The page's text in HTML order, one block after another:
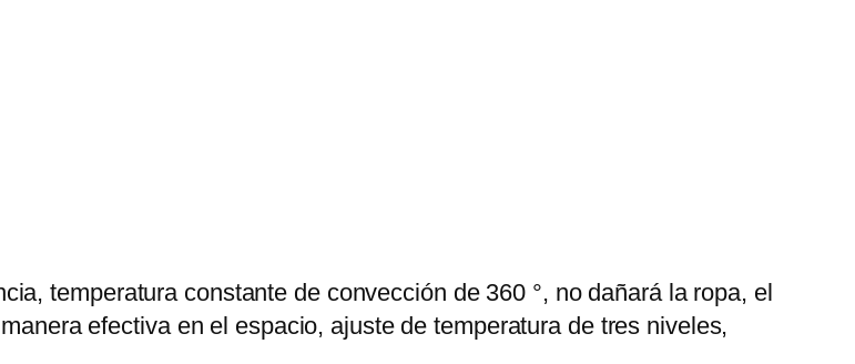
e
temperatura constante de convección de 360 ​​°, no dañará la ropa, el
efectiva en el espacio, ajuste de temperatura de tres niveles,